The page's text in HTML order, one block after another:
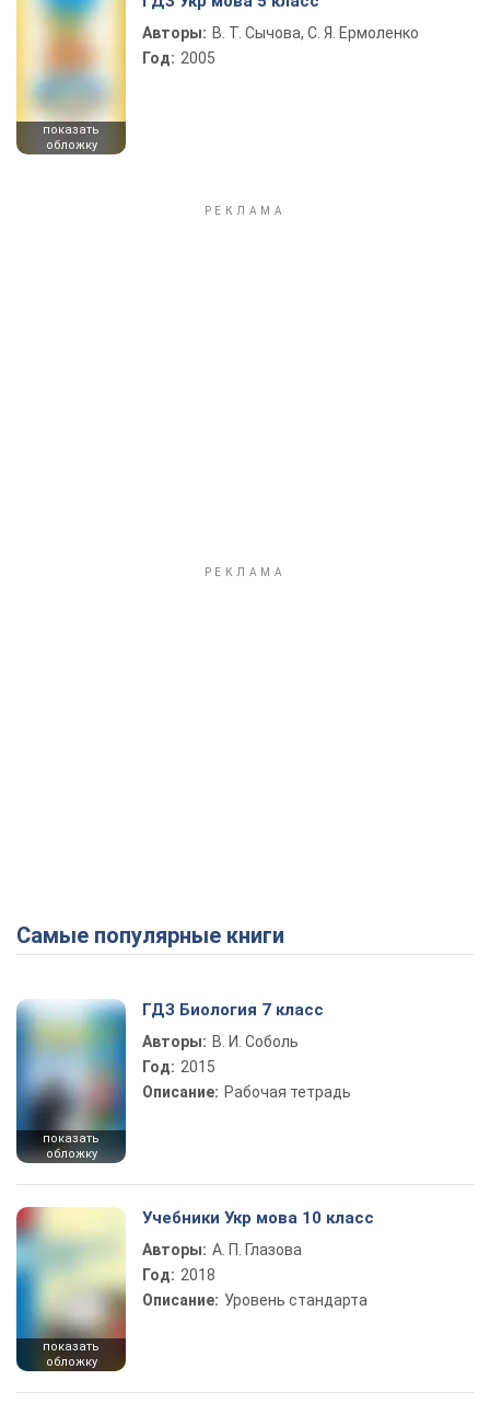
показать
обложку
Авторы: В. Т. Сычова, С. Я. Ермоленко
Год: 2005
Самые популярные книги
показать
обложку
ГДЗ Биология 7 класс
Авторы: В. И. Соболь
Год: 2015
Описание: Рабочая тетрадь
показать
обложку
Учебники Укр мова 10 класс
Авторы: А. П. Глазова
Год: 2018
Описание: Уровень стандарта